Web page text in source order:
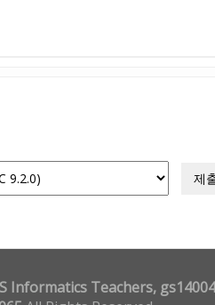
제
Informatics Teachers,